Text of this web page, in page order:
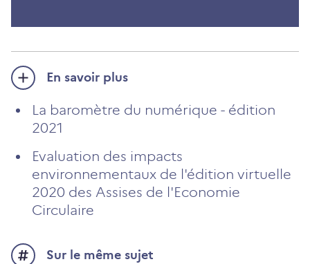
En savoir plus
La baromètre du numérique - édition
2021
Evaluation des impacts
environnementaux de l'édition virtuelle
2020 des Assises de l'Economie
Circulaire
Sur le même sujet